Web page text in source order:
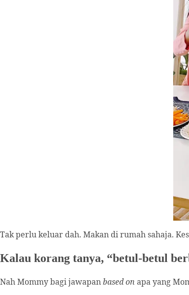
Tak perlu keluar dah. Makan di rumah sahaja.
Kalau korang tanya, “betul-betul
Nah Mommy bagi jawapanbased on apa yang